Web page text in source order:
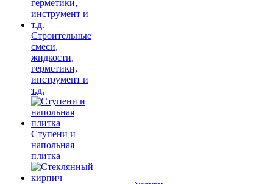
Строительные
смеси,
жидкости,
герметики,
инструмент и
т.д.
Ступени и
напольная
плитка